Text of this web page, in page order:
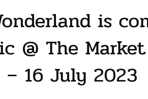
is
@ The Market
16 July 2023